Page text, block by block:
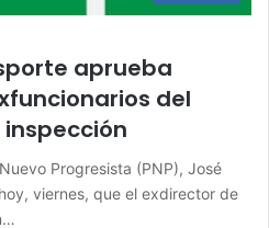
aprueba
del
inspección
Progresista (PNP), José
viernes, que el exdirector de